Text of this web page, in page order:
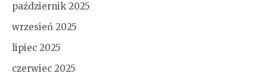
październik 2025
wrzesień 2025
lipiec 2025
czerwiec 2025